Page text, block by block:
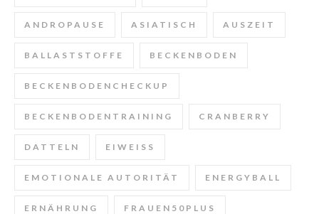
ANDROPAUSE ASIATISCH AUSZEIT
BALLASTSTOFFE BECKENBODEN
BECKENBODENCHECKUP
BECKENBODENTRAINING CRANBERRY
DATTELN EIWEISS
EMOTIONALE AUTORITÄT ENERGYBALL
ERNÄHRUNG FRAUEN50PLUS